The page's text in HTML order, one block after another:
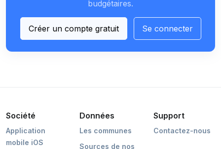
budgétaires.
Créer un compte gratuit Se connecter
Société
Application
mobile iOS
Données
Les communes
Sources de nos
Support
Contactez-nous